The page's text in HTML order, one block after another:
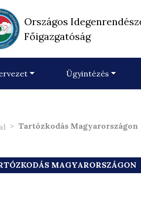
Országos
Főigazgatóság
Ügyintézés
Tartózkodás Magyarországon
MAGYARORSZÁGON